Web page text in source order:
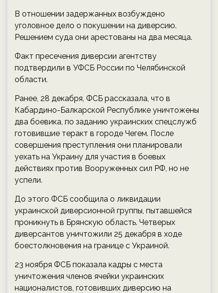
В отношении задержанных возбуждено
уголовное дело о покушении на диверсию.
Решением суда они арестованы на два месяца.
Факт пресечения диверсии агентству
подтвердили в УФСБ России по Челябинской
области.
Ранее, 28 декабря, ФСБ рассказала, что в
Кабардино-Балкарской Республике уничтожены
два боевика, по заданию украинских спецслужб
готовившие теракт в городе Чегем. После
совершения преступления они планировали
уехать на Украину для участия в боевых
действиях против Вооруженных сил РФ, но не
успели.
До этого ФСБ сообщила о ликвидации
украинской диверсионной группы, пытавшейся
проникнуть в Брянскую область. Четверых
диверсантов уничтожили 25 декабря в ходе
боестолкновения на границе с Украиной.
23 ноября ФСБ показала кадры с места
уничтожения членов ячейки украинских
националистов, готовивших диверсию на